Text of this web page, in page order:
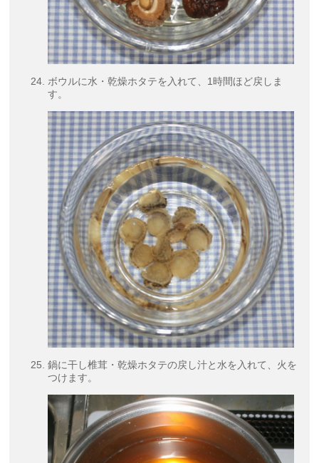
ボウルに水・乾燥ホタテを入れて、1時間ほど戻しま
す。
鍋に干し椎茸・乾燥ホタテの戻し汁と水を入れて、火を
つけます。